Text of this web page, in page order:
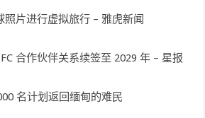
照片进行虚拟旅行 – 雅虎新闻
合作伙伴关系续签至 2029 年 – 星报
名计划返回缅甸的难民